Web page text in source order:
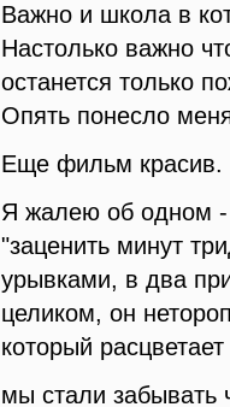
Важно и школа в
Настолько важно
останется только
Опять понесло
Еще фильм красив.
Я жалею об одном -
"заценить минут
урывками, в два
целиком, он
который
мы стали забывать